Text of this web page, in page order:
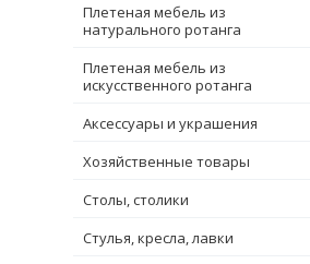
Плетеная мебель из
натурального ротанга
Плетеная мебель из
искусственного ротанга
Аксессуары и украшения
Хозяйственные товары
Столы, столики
Стулья, кресла, лавки